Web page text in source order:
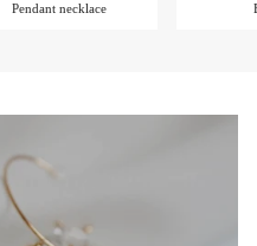
Pendant necklace